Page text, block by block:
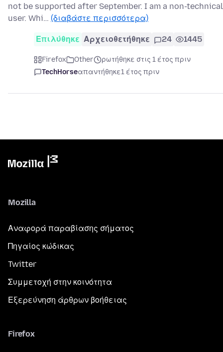
not be supported after September. I am a non-technical
user. Whi… (διαβάστε περισσότερα)
Επιλύθηκε Αρχειοθετήθηκε 24 1445
Firefox Other
ρωτήθηκε στις 1 έτος πριν
TechHorseαπαντήθηκε1 έτος πριν
Mozilla
Αναφορά παραβίασης σήματος
Πηγαίος κώδικας
Twitter
Συμμετοχή στην κοινότητα
Εξερεύνηση άρθρων βοήθειας
Firefox